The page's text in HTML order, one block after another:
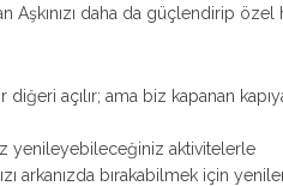
daha da güçlendirip özel
diğeri açılır; ama biz kapanan
yenileyebileceğiniz aktivitelerle
arkanızda bırakabilmek için